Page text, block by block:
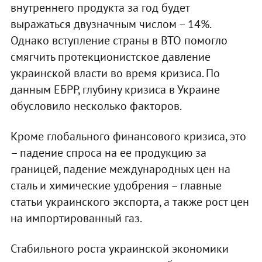
внутреннего продукта за год будет
выражаться двузначным числом – 14%.
Однако вступление страны в ВТО помогло
смягчить протекционистское давление
украинской власти во время кризиса. По
данным ЕБРР, глубину кризиса в Украине
обусловило несколько факторов.
Кроме глобального финансового кризиса, это
– падение спроса на ее продукцию за
границей, падение международных цен на
сталь и химические удобрения – главные
статьи украинского экспорта, а также рост цен
на импортированный газ.
Стабильного роста украинской экономики